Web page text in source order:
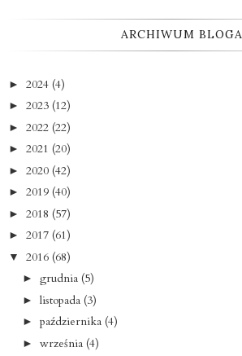
ARCHIWUM BLOGA
► 2024 (4)
► 2023 (12)
► 2022 (22)
► 2021 (20)
► 2020 (42)
► 2019 (40)
► 2018 (57)
► 2017 (61)
▼ 2016 (68)
► grudnia (5)
► listopada (3)
► października (4)
► września (4)